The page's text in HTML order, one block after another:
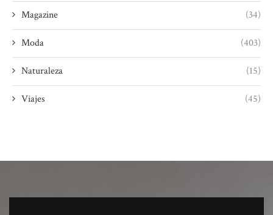
Magazine (34)
Moda (403)
Naturaleza (15)
Viajes (45)